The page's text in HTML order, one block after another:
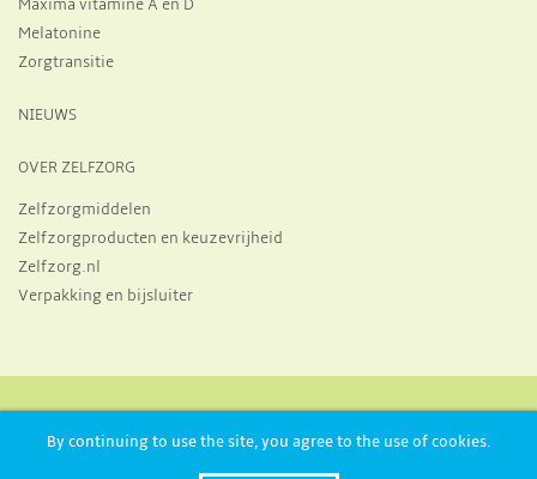
Maxima vitamine A en D
Melatonine
Zorgtransitie
NIEUWS
OVER ZELFZORG
Zelfzorgmiddelen
Zelfzorgproducten en keuzevrijheid
Zelfzorg.nl
Verpakking en bijsluiter
By continuing to use the site, you agree to the use of cookies.